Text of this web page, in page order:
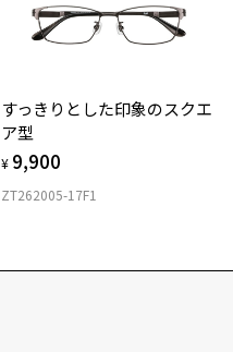
すっきりとした印象のスクエ
ア型
¥ 9,900
ZT262005-17F1